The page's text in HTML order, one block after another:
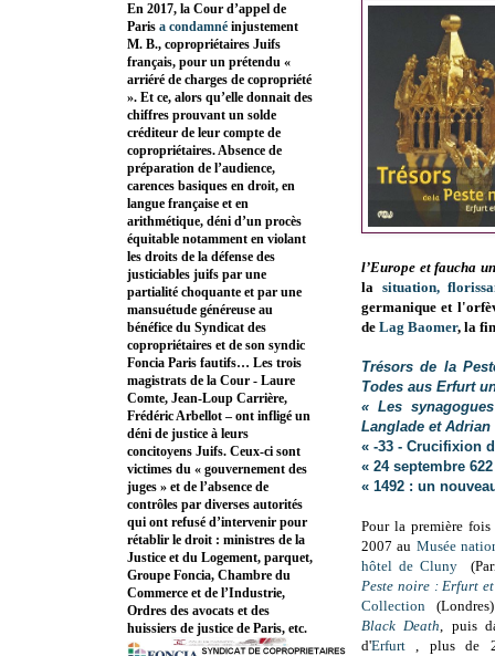
l’Europe et faucha
la situation,
germanique et
de Lag Baomer, la
Trésors de la
Todes aus Erfurt
« Les
Langlade et Adrian
« -33 - Crucifixion
« 24 septembre
« 1492 : un
Pour la première fois
2007 au Musée
hôtel de Cluny
Peste noire : Erfurt
Collection
Black Death, puis
d'Erfurt , plus de
En 2017, la Cour d’appel de
Paris a condamné injustement
M. B., copropriétaires Juifs
français, pour un prétendu «
arriéré de charges de copropriété
». Et ce, alors qu’elle donnait des
chiffres prouvant un solde
créditeur de leur compte de
copropriétaires. Absence de
préparation de l’audience,
carences basiques en droit, en
langue française et en
arithmétique, déni d’un procès
équitable notamment en violant
les droits de la défense des
justiciables juifs par une
partialité choquante et par une
mansuétude généreuse au
bénéfice du Syndicat des
copropriétaires et de son syndic
Foncia Paris fautifs… Les trois
magistrats de la Cour - Laure
Comte, Jean-Loup Carrière,
Frédéric Arbellot – ont infligé un
déni de justice à leurs
concitoyens Juifs. Ceux-ci sont
victimes du « gouvernement des
juges » et de l’absence de
contrôles par diverses autorités
qui ont refusé d’intervenir pour
rétablir le droit : ministres de la
Justice et du Logement, parquet,
Groupe Foncia, Chambre du
Commerce et de l’Industrie,
Ordres des avocats et des
huissiers de justice de Paris, etc.